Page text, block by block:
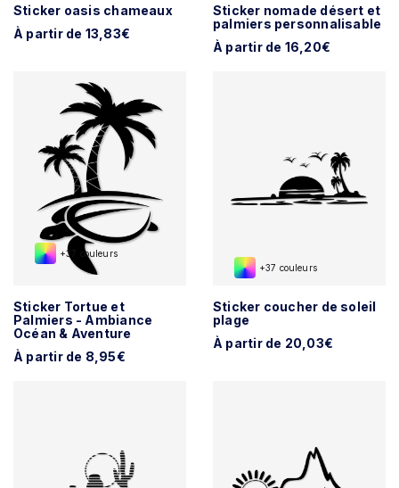
Sticker oasis chameaux
À partir de 13,83€
Sticker nomade désert et
palmiers personnalisable
À partir de 16,20€
+37 couleurs
Sticker Tortue et
Palmiers - Ambiance
Océan & Aventure
À partir de 8,95€
+37 couleurs
Sticker coucher de soleil
plage
À partir de 20,03€